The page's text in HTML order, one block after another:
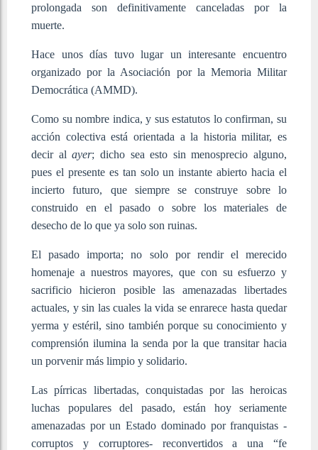
prolongada son definitivamente canceladas por la
muerte.
Hace unos días tuvo lugar un interesante encuentro
organizado por la Asociación por la Memoria Militar
Democrática (AMMD).
Como su nombre indica, y sus estatutos lo confirman, su
acción colectiva está orientada a la historia militar, es
decir alayer; dicho sea esto sin menosprecio alguno,
pues el presente es tan solo un instante abierto hacia el
incierto futuro, que siempre se construye sobre lo
construido en el pasado o sobre los materiales de
desecho de lo que ya solo son ruinas.
El pasado importa; no solo por rendir el merecido
homenaje a nuestros mayores, que con su esfuerzo y
sacrificio hicieron posible las amenazadas libertades
actuales, y sin las cuales la vida se enrarece hasta quedar
yerma y estéril, sino también porque su conocimiento y
comprensión ilumina la senda por la que transitar hacia
un porvenir más limpio y solidario.
Las pírricas libertadas, conquistadas por las heroicas
luchas populares del pasado, están hoy seriamente
amenazadas por un Estado dominado por franquistas -
corruptos y corruptores- reconvertidos a una “fe